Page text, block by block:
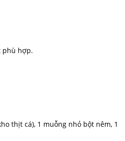
phù hợp.
thịt cá), 1 muỗng nhỏ bột nêm, 1